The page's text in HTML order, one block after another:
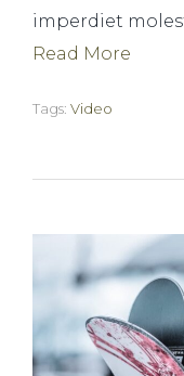
imperdiet
Read More
Tags: Video